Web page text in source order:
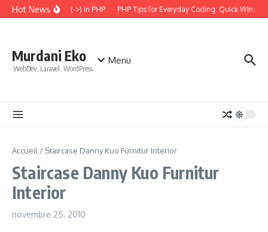
Aller au contenu
Hot News
the Arrow Operator (->) in PHP PHP Tips for Everyday Coding: Quick Wins
Murdani Eko
WebDev. Laravel. WordPress
Menu
Accueil / Staircase Danny Kuo Furnitur Interior
Staircase Danny Kuo Furnitur
Interior
novembre 25, 2010